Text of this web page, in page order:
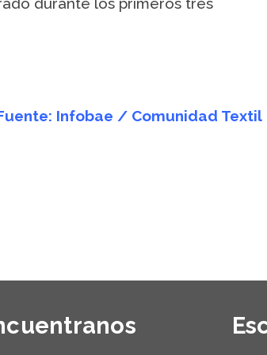
Infobae / Comunidad Textil